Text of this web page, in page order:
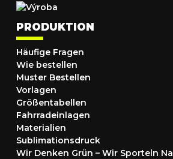
PRODUKTION
Häufige Fragen
Wie bestellen
Muster Bestellen
Vorlagen
Größentabellen
Fahrradeinlagen
Materialien
Sublimationsdruck
Wir Denken Grün – Wir Sporteln